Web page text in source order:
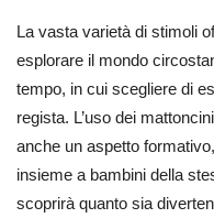
La vasta varietà di stimoli
esplorare il mondo
tempo, in cui scegliere di
regista. L’uso dei
anche un aspetto
insieme a bambini della
scoprirà quanto sia